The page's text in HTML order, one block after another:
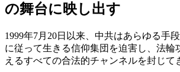
の舞台に映し出す
1999年7月20日以来、中共はあらゆる手
に従って生きる信仰集団を迫害し、法輪
えるすべての合法的チャンネルを封じて